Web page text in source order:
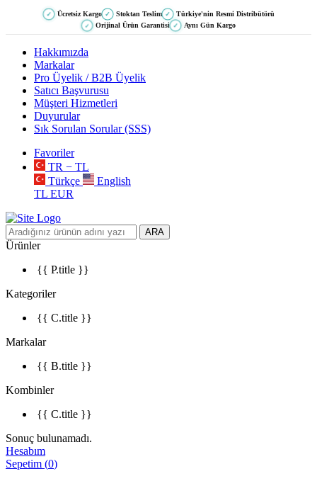
✓ Ücretsiz Kargo ✓ Stoktan Teslim ✓ Türkiye'nin Resmi Distribütörü
✓ Orijinal Ürün Garantisi ✓ Aynı Gün Kargo
Hakkımızda
Markalar
Pro Üyelik / B2B Üyelik
Satıcı Başvurusu
Müşteri Hizmetleri
Duyurular
Sık Sorulan Sorular (SSS)
Favoriler
TR − TL
Türkçe
English
TL EUR
ARA
Ürünler
{{ P.title }}
Kategoriler
{{ C.title }}
Markalar
{{ B.title }}
Kombinler
{{ C.title }}
Sonuç bulunamadı.
Hesabım
Sepetim (0)